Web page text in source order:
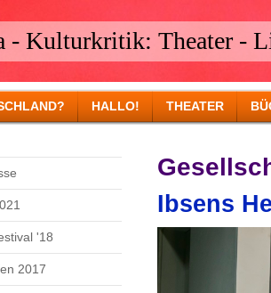
- Kulturkritik: Theater -
HALLO! THEATER
'18
2017
Ibsens